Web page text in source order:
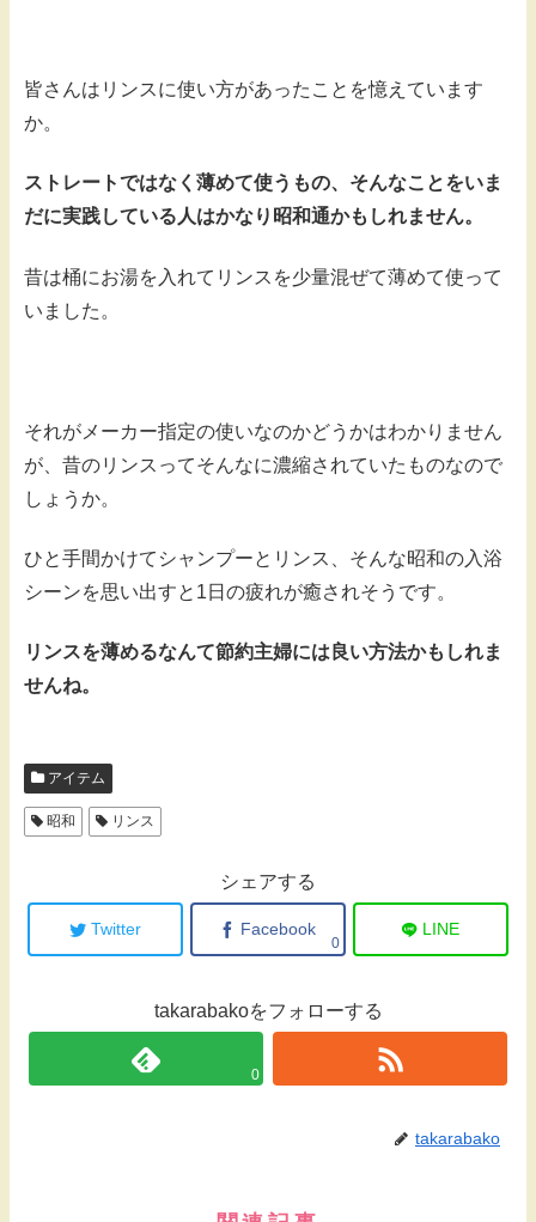
皆さんはリンスに使い方があったことを憶えています
か。
ストレートではなく薄めて使うもの、そんなことをいま
だに実践している人はかなり昭和通かもしれません。
昔は桶にお湯を入れてリンスを少量混ぜて薄めて使って
いました。
それがメーカー指定の使いなのかどうかはわかりません
が、昔のリンスってそんなに濃縮されていたものなので
しょうか。
ひと手間かけてシャンプーとリンス、そんな昭和の入浴
シーンを思い出すと1日の疲れが癒されそうです。
リンスを薄めるなんて節約主婦には良い方法かもしれま
せんね。
アイテム
昭和 リンス
シェアする
Twitter Facebook
0
LINE
takarabakoをフォローする
0
takarabako